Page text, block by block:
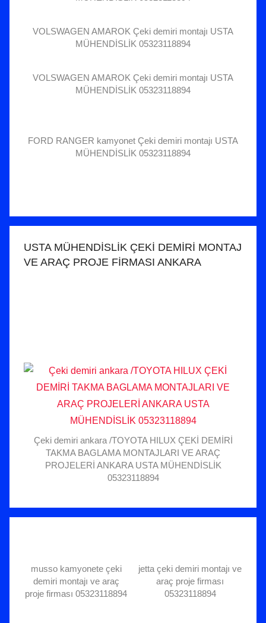
VOLSWAGEN AMAROK Çeki demiri montajı USTA
MÜHENDİSLİK 05323118894
VOLSWAGEN AMAROK Çeki demiri montajı USTA
MÜHENDİSLİK 05323118894
FORD RANGER kamyonet Çeki demiri montajı USTA
MÜHENDİSLİK 05323118894
USTA MÜHENDİSLİK ÇEKİ DEMİRİ MONTAJ
VE ARAÇ PROJE FİRMASI ANKARA
Çeki demiri ankara /TOYOTA HILUX ÇEKİ DEMİRİ
TAKMA BAGLAMA MONTAJLARI VE ARAÇ
PROJELERİ ANKARA USTA MÜHENDİSLİK
05323118894
musso kamyonete çeki
demiri montajı ve araç
proje firması 05323118894
jetta çeki demiri montajı ve
araç proje firması
05323118894